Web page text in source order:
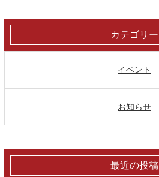
カテゴリー
イベント
お知らせ
最近の投稿